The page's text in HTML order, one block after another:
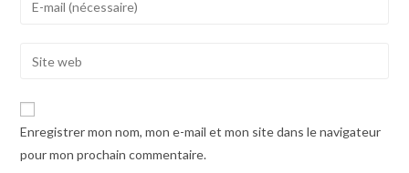
to
address
comment
website
URL
Enregistrer mon nom, mon e-mail et mon site dans le navigateur
pour mon prochain commentaire.